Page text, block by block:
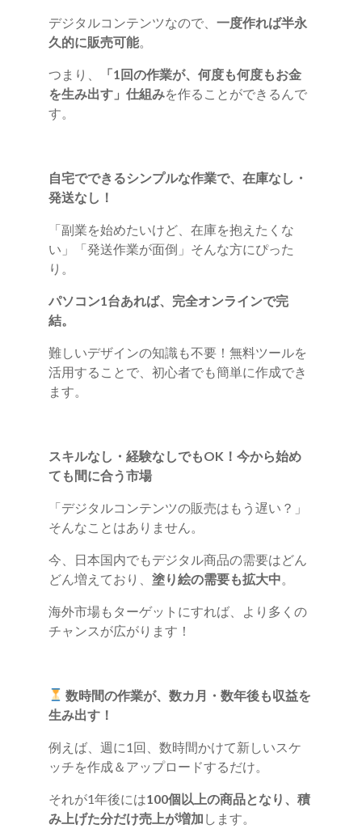
デジタルコンテンツなので、 一度作れば半永
久的に販売可能。
つまり、
「1回の作業が、何度も何度もお金
を生み出す」仕組みを作ることができるんで
す。
自宅でできるシンプルな作業で、在庫なし・
発送なし！
「副業を始めたいけど、在庫を抱えたくな
い」「発送作業が面倒」そんな方にぴった
り。
パソコン1台あれば、完全オンラインで完
結。
難しいデザインの知識も不要！無料ツールを
活用することで、初心者でも簡単に作成でき
ます。
スキルなし・経験なしでもOK！今から始め
ても間に合う市場
「デジタルコンテンツの販売はもう遅い？」
そんなことはありません。
今、日本国内でもデジタル商品の需要はどん
どん増えており、 塗り絵の需要も拡大中
海外市場もターゲットにすれば、より多くの
チャンスが広がります！
数時間の作業が、数カ月・数年後も収益を
生み出す！
例えば、週に1回、数時間かけて新しいスケ
ッチを作成＆アップロードするだけ。
それが1年後には100個以上の商品となり、積
み上げた分だけ売上が増加 します。